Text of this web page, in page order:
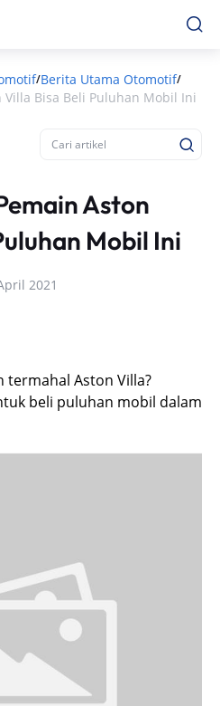
/Berita Utama Otomotif/
Bisa Beli Puluhan Mobil Ini
Aston
Mobil Ini
2021
termahal Aston Villa?
beli puluhan mobil dalam